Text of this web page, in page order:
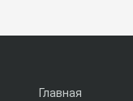
Главная